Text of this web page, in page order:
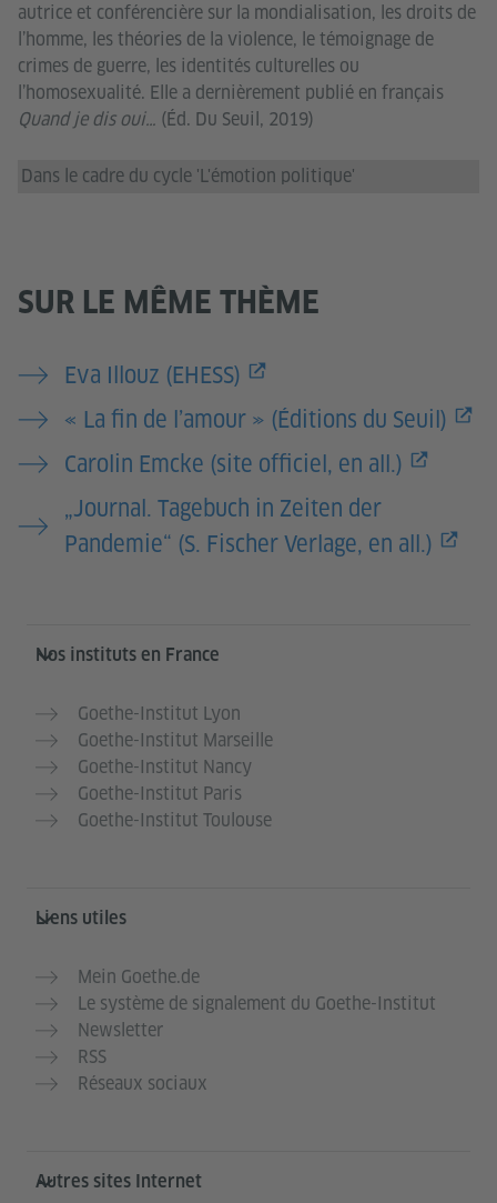
autrice et conférencière sur la mondialisation, les droits de
l’homme, les théories de la violence, le témoignage de
crimes de guerre, les identités culturelles ou
l’homosexualité. Elle a dernièrement publié en français
Quand je dis oui… (Éd. Du Seuil, 2019)
Dans le cadre du cycle 'L'émotion politique'
SUR LE MÊME THÈME
Eva Illouz (EHESS)
« La fin de l’amour » (Éditions du Seuil)
Carolin Emcke (site officiel, en all.)
„Journal. Tagebuch in Zeiten der
Pandemie“ (S. Fischer Verlage, en all.)
Service- und Informationsbereich
Nos instituts en France
Goethe-Institut Lyon
Goethe-Institut Marseille
Goethe-Institut Nancy
Goethe-Institut Paris
Goethe-Institut Toulouse
Liens utiles
Mein Goethe.de
Le système de signalement du Goethe-Institut
Newsletter
RSS
Réseaux sociaux
Autres sites Internet